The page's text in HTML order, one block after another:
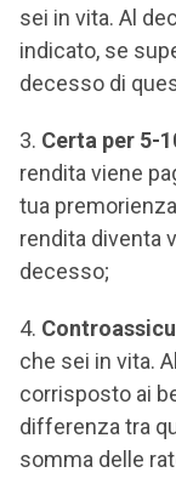
sei in vita. Al
indicato, se
decesso di
Certa per 5-
rendita viene
tua
rendita diventa
decesso;
che sei in vita.
corrisposto ai
differenza tra
somma delle